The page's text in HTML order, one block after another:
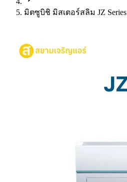
มิตซูบิชิ มิสเตอร์สลิม JZ Series